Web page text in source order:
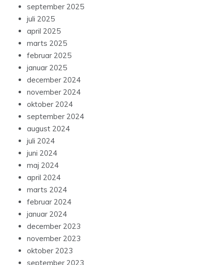
september 2025
juli 2025
april 2025
marts 2025
februar 2025
januar 2025
december 2024
november 2024
oktober 2024
september 2024
august 2024
juli 2024
juni 2024
maj 2024
april 2024
marts 2024
februar 2024
januar 2024
december 2023
november 2023
oktober 2023
september 2023